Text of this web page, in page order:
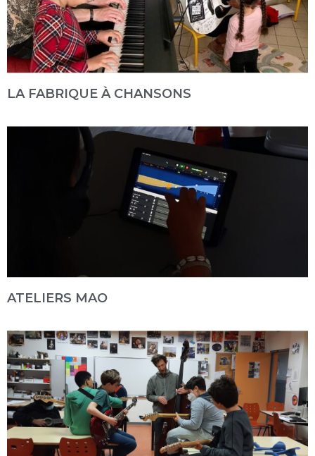
LA FABRIQUE À CHANSONS
ATELIERS MAO